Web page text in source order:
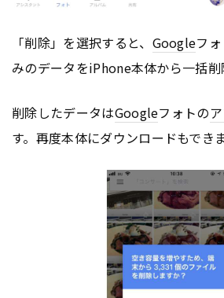
「削除」を選択すると、 Googleフ
みのデータをiPhone本体から一括削
削除したデータはGoogleフォトの
す。再度本体にダウンロードもできま